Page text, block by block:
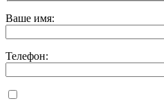
Оставьте это поле пустым.
Ваше имя:
Телефон: